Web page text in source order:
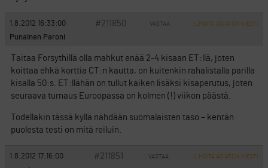
1.8.2012 16:33:00 #211850 VASTAA ILMOITA ASIATON VIESTI
Punainen Paroni
Taitaa Forsythillä olla mahkut enää 2-4 kisaan ET:llä, joten
koittaa ehkä korttia CT:n kautta, on kuitenkin rahalistalla parilla
kisalla 50:s. ET:llähän on tullut kaiken lisäksi kisaperutus, joten
seuraava turnaus Euroopassa on kolmen (!) viikon päästä.
Todellakin tässä kyllä nähdään suomalaisten taso – kentän
puolesta testi on mitä reiluin.
1.8.2012 17:16:00 #211851 VASTAA ILMOITA ASIATON VIESTI